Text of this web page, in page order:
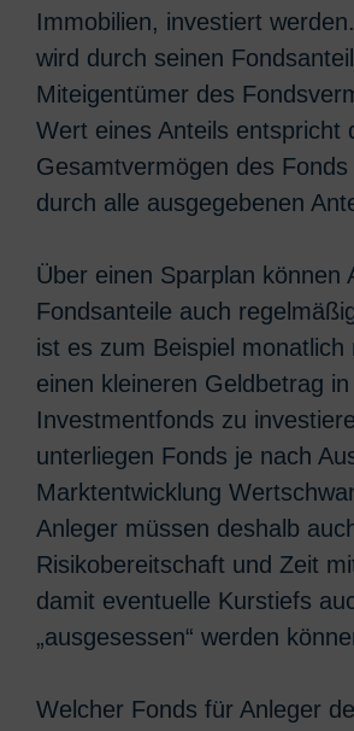
Immobilien, investiert
wird durch seinen Fondsanteil
Miteigentümer des
Wert eines Anteils entspricht
Gesamtvermögen des Fonds
durch alle ausgegebenen
Über einen Sparplan können
Fondsanteile auch
ist es zum Beispiel monatlich
einen kleineren Geldbetrag in
Investmentfonds zu
unterliegen Fonds je nach
Marktentwicklung
Anleger müssen deshalb
Risikobereitschaft und Zeit
damit eventuelle Kurstiefs
„ausgesessen“ werden
Welcher Fonds für Anleger